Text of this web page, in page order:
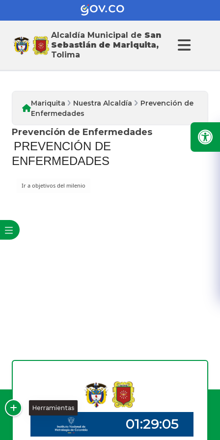
Alcaldía Municipal de San
Sebastián de Mariquita,
Tolima
Nuestra Alcaldia
Mariquita Nuestra Alcaldía
Prevención de
Enfermedades
Prevención de Enfermedades
PREVENCIÓN DE
ENFERMEDADES
Herramientas